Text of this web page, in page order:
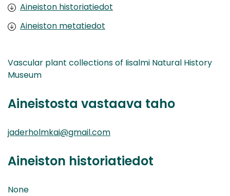
Aineiston historiatiedot
Aineiston metatiedot
Vascular plant collections of Iisalmi Natural History
Museum
Aineistosta vastaava taho
jaderholmkai@gmail.com
Aineiston historiatiedot
None